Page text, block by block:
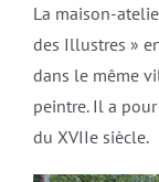
La maison-
des Illustres »
dans le même
peintre. Il a
du XVIIe siècle.